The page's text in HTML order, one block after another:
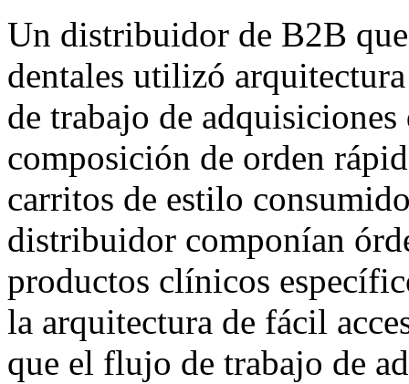
Un distribuidor de B2B
dentales utilizó
de trabajo de
composición de orden
carritos de estilo
distribuidor componían
productos clínicos
la arquitectura de fácil
que el flujo de trabajo de